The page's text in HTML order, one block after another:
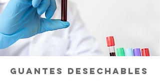
GUANTES DESECHABLES